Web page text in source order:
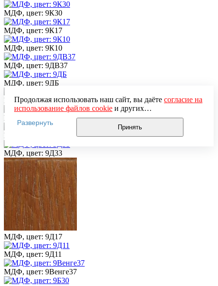
МДФ, цвет: 9К30
МДФ, цвет: 9К17
МДФ, цвет: 9К10
МДФ, цвет: 9ДВ37
МДФ, цвет: 9ДБ
МДФ, цвет: 9Д44
МДФ, цвет: 9Д40
МДФ, цвет: 9Д37
МДФ, цвет: 9Д33
МДФ, цвет: 9Д17
МДФ, цвет: 9Д11
МДФ, цвет: 9Венге37
Продолжая использовать наш сайт, вы даёте согласие на
использование файлов cookieи других
пользовательских данных (включая IP-адрес, сведения о
местоположении, устройстве, действиях на сайте и т. п.)
для функционирования сайта, проведения
использования систем аналитики (например,
Яндекс.Метрика), в соответствии с нашей
обработки персональных данных.
Если вы не хотите, чтобы ваши данные обрабатывались,
настройте ограничения в браузере или покиньте сайт.
Развернуть
Принять